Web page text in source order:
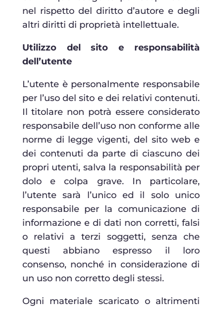
nel rispetto del diritto d’autore e degli
altri diritti di proprietà intellettuale.
Utilizzo del sito e responsabilità
dell’utente
L’utente è personalmente responsabile
per l’uso del sito e dei relativi contenuti.
Il titolare non potrà essere considerato
responsabile dell’uso non conforme alle
norme di legge vigenti, del sito web e
dei contenuti da parte di ciascuno dei
propri utenti, salva la responsabilità per
dolo e colpa grave. In particolare,
l’utente sarà l’unico ed il solo unico
responsabile per la comunicazione di
informazione e di dati non corretti, falsi
o relativi a terzi soggetti, senza che
questi abbiano espresso il loro
consenso, nonché in considerazione di
un uso non corretto degli stessi.
Ogni materiale scaricato o altrimenti